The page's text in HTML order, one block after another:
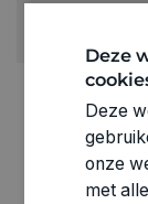
Deze
Deze
onze
met